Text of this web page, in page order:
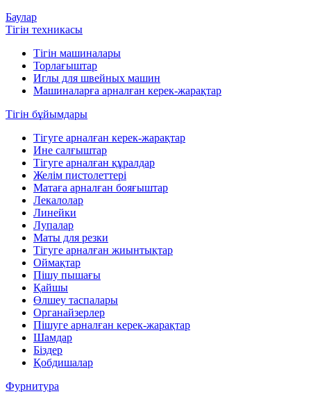
Баулар
Тігін техникасы
Тігін машиналары
Торлағыштар
Иглы для швейных машин
Машиналарға арналған керек-жарақтар
Тігін бұйымдары
Тігуге арналған керек-жарақтар
Ине салғыштар
Тігуге арналған құралдар
Желім пистолеттері
Матаға арналған бояғыштар
Лекалолар
Линейки
Лупалар
Маты для резки
Тігуге арналған жиынтықтар
Оймақтар
Пішу пышағы
Қайшы
Өлшеу таспалары
Органайзерлер
Пішуге арналған керек-жарақтар
Шамдар
Біздер
Қобдишалар
Фурнитура